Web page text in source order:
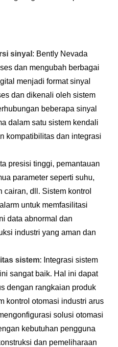
sinyal : Bently Nevada
dan mengubah berbagai
menjadi format sinyal
dan dikenali oleh sistem
beberapa sinyal
dalam satu sistem kendali
kompatibilitas dan integrasi
presisi tinggi, pemantauan
parameter seperti suhu,
dll. Sistem kontrol
untuk memfasilitasi
data abnormal dan
industri yang aman dan
sistem: Integrasi sistem
sangat baik. Hal ini dapat
dengan rangkaian produk
kontrol otomasi industri arus
solusi otomasi
kebutuhan pengguna
dan pemeliharaan